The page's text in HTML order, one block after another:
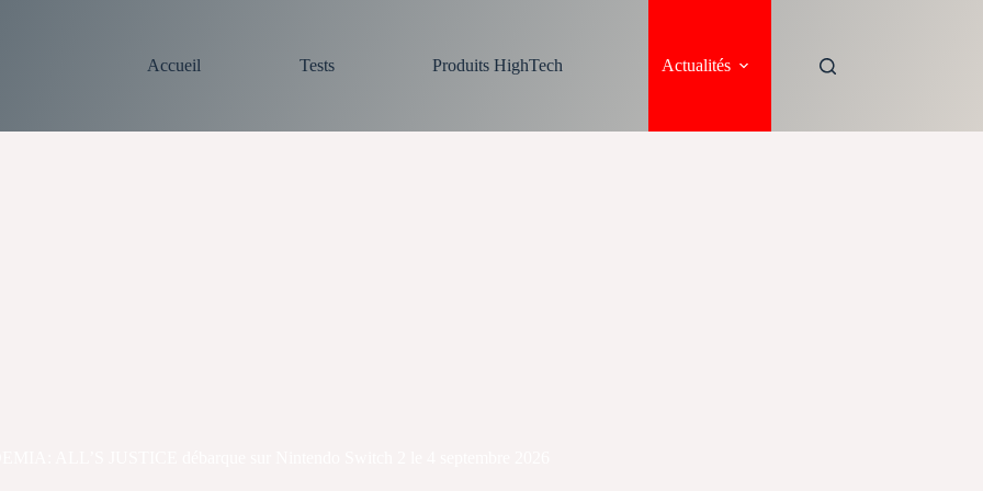
Accueil
Tests Produits HighTech Actualités